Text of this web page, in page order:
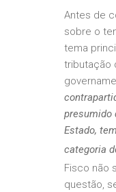
Antes de
sobre o
tema
tributação
presumido
Estado,
categoria
Fisco não
questão,